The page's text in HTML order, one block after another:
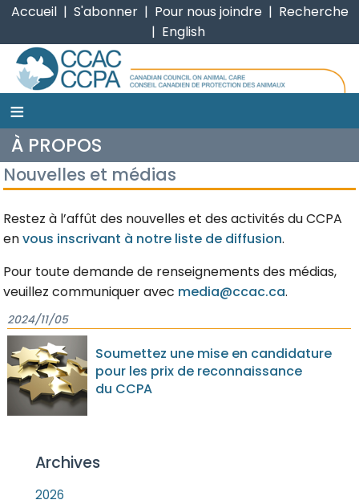
Accueil | S'abonner | Pour nous joindre | Recherche
| English
CCPA
≡
À PROPOS
Nouvelles et médias
Restez à l’affût des nouvelles et des activités du CCPA
envous inscrivant à notre liste de diffusion.
Pour toute demande de renseignements des médias,
veuillez communiquer avec media@ccac.ca.
2024/11/05
Soumettez une mise en candidature
pour les prix de reconnaissance
du CCPA
Archives
2026